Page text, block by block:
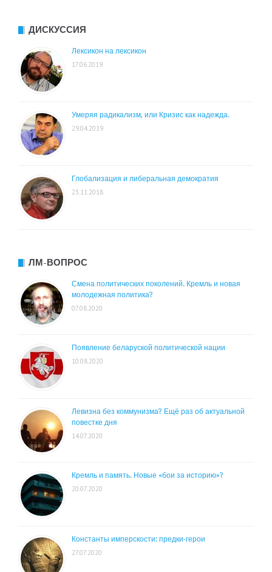
ДИСКУССИЯ
Лексикон на лексикон
17.06.2019
Умеряя радикализм, или Кризис как надежда.
29.04.2019
Глобализация и либеральная демократия
23.11.2018
ЛМ-ВОПРОС
Смена политических поколений. Кремль и новая
молодежная политика?
07.08.2020
Появление беларуской политической нации
10.08.2020
Левизна без коммунизма? Ещё раз об актуальной
повестке дня
14.07.2020
Кремль и память. Новые «бои за историю»?
20.07.2020
Константы имперскости: предки-герои
27.07.2020